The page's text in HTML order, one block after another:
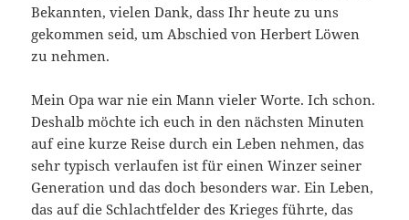
Bekannten, vielen Dank, dass Ihr heute zu uns
gekommen seid, um Abschied von Herbert Löwen
zu nehmen.
Mein Opa war nie ein Mann vieler Worte. Ich schon.
Deshalb möchte ich euch in den nächsten Minuten
auf eine kurze Reise durch ein Leben nehmen, das
sehr typisch verlaufen ist für einen Winzer seiner
Generation und das doch besonders war. Ein Leben,
das auf die Schlachtfelder des Krieges führte, das